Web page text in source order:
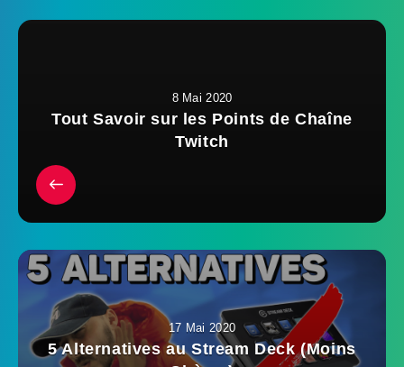
8 Mai 2020
Tout Savoir sur les Points de Chaîne
Twitch
17 Mai 2020
5 Alternatives au Stream Deck (Moins